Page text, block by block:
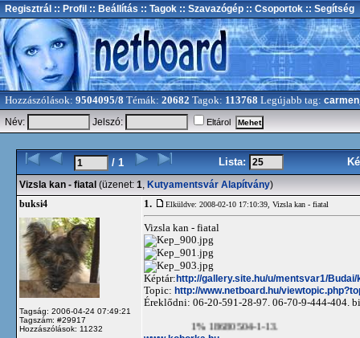
Regisztrál :: Profil :: Beállítás :: Tagok :: Szavazógép :: Csoportok :: Segítség
Hozzászólások: 9504095/8 Témák: 20682 Tagok: 113768 Legújabb tag:
Név:
Jelszó: Eltárol
/ 1 Lista:
Vizsla kan - fiatal (üzenet: 1, Kutyamentsvár Alapítvány)
buksi4
Tagság: 2006-04-24 07:49:21
Tagszám: #29917
Hozzászólások: 11232
1. Elküldve: 2008-02-10 17:10:39, Vizsla kan - fiatal
Vizsla kan - fiatal
Képtár:http://gallery.site.hu/u/mentsvar1/
Topic: http://www.netboard.hu/
Éreklődni: 06-20-591-28-97. 06-70-9-444-404.
1% 18680504-1-13.